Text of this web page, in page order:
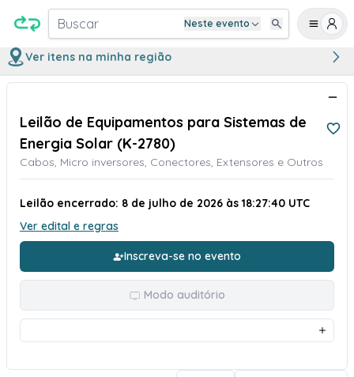
Buscar Neste evento
Ver itens na minha região
Leilão de Equipamentos para Sistemas de
Energia Solar (K-2780)
Cabos, Micro inversores, Conectores, Extensores e Outros
Leilão encerrado: 8 de julho de 2026 às 18:27:40 UTC
Ver edital e regras
Inscreva-se no evento
Modo auditório